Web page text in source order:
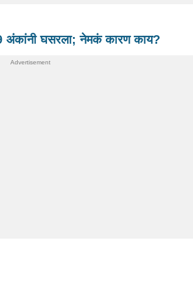
अंकांनी घसरला; नेमकं कारण काय?